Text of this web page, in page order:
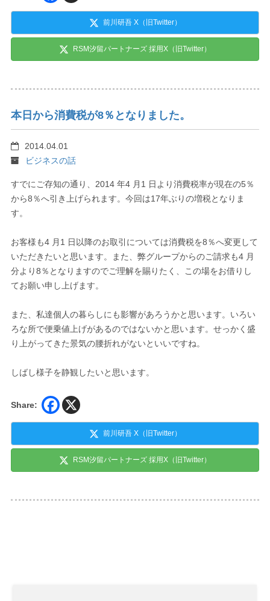
前川研吾 X（旧Twitter）
RSM汐留パートナーズ 採用X（旧Twitter）
本日から消費税が8％となりました。
2014.04.01
ビジネスの話
すでにご存知の通り、2014 年4 月1 日より消費税率が現在の5％
から8％へ引き上げられます。今回は17年ぶりの増税となりま
す。
お客様も4 月1 日以降のお取引については消費税を8％へ変更して
いただきたいと思います。また、弊グループからのご請求も4 月
分より8％となりますのでご理解を賜りたく、この場をお借りし
てお願い申し上げます。
また、私達個人の暮らしにも影響があろうかと思います。いろい
ろな所で便乗値上げがあるのではないかと思います。せっかく盛
り上がってきた景気の腰折れがないといいですね。
しばし様子を静観したいと思います。
Share:
前川研吾 X（旧Twitter）
RSM汐留パートナーズ 採用X（旧Twitter）